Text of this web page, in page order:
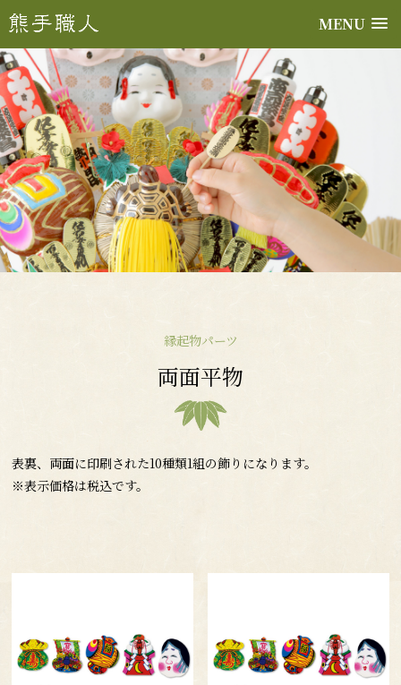
MENU
縁起物パーツ
両面平物
表裏、両面に印刷された10種類1組の飾りになります。
※表示価格は税込です。